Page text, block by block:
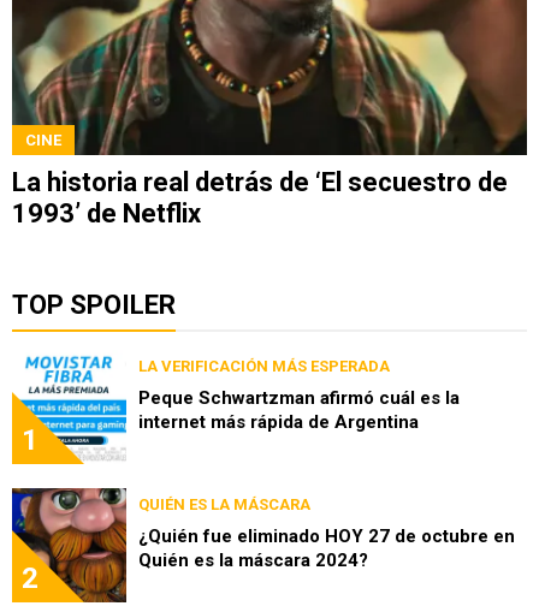
CINE
La historia real detrás de ‘El secuestro de
1993’ de Netflix
TOP SPOILER
1
LA VERIFICACIÓN MÁS ESPERADA
Peque Schwartzman afirmó cuál es la
internet más rápida de Argentina
2
QUIÉN ES LA MÁSCARA
¿Quién fue eliminado HOY 27 de octubre en
Quién es la máscara 2024?